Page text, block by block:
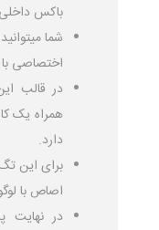
باکس
شما
اختصاصی با
همراه یک
دارد.
برای این
اصاص با
در نهایت